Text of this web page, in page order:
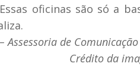
oficinas são só a
de Comunicação
Crédito da